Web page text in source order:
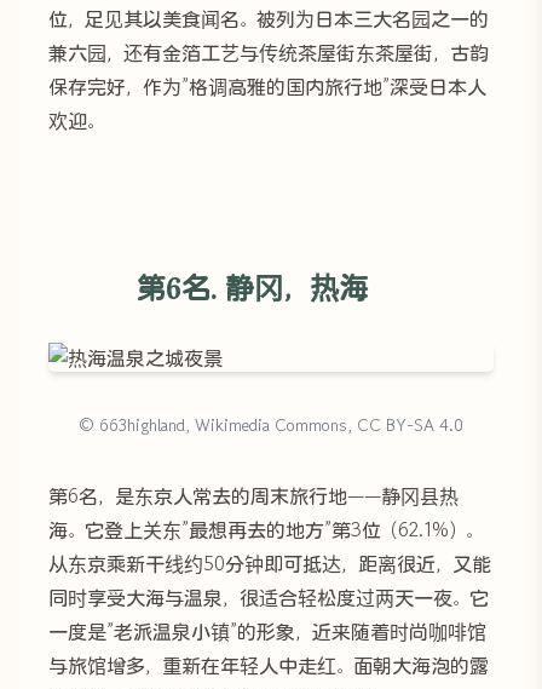
位，足见其以美食闻名。被列为日本三大名园之一的
兼六园，还有金箔工艺与传统茶屋街东茶屋街，古韵
保存完好，作为”格调高雅的国内旅行地”深受日本人
欢迎。
第6名. 静冈，热海
© 663highland, Wikimedia Commons, CC BY-SA 4.0
第6名，是东京人常去的周末旅行地——静冈县热
海。它登上关东”最想再去的地方”第3位（62.1%）。
从东京乘新干线约50分钟即可抵达，距离很近，又能
同时享受大海与温泉，很适合轻松度过两天一夜。它
一度是”老派温泉小镇”的形象，近来随着时尚咖啡馆
与旅馆增多，重新在年轻人中走红。面朝大海泡的露